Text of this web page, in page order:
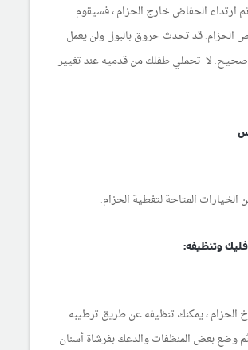
. إذا تم ارتداء الحفاض خارج الحزام ، فسيقوم
الحزام. قد تحدث حروق بالبول ولن يعمل
صحيح. لا تحملي طفلك من قدميه عند تغيير
الخيارات المتاحة لتغطية الحزام.
وتنظيفه:
الحزام ، يمكنك تنظيفه عن طريق ترطيبه
ثم وضع بعض المنظفات والدعك بفرشاة أسنان